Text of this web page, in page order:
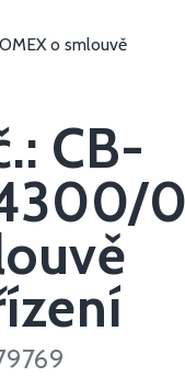
o smlouvě
CB-